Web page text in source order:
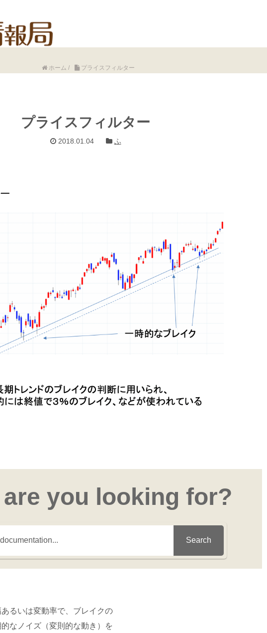
ホーム / プライスフィルター
プライスフィルター
2018.01.04 ふ
you looking for?
Search
るいは変動率で、ブレイクの
なノイズ（変則的な動き）を